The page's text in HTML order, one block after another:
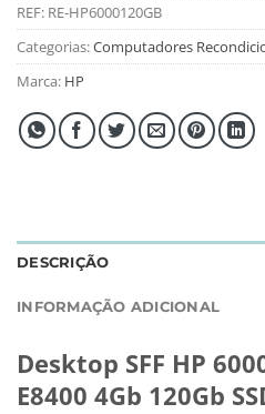
REF: RE-HP6000120GB
Categorias:Computadores
Marca: HP
DESCRIÇÃO
INFORMAÇÃO ADICIONAL
Desktop SFF HP
E8400 4Gb 120Gb